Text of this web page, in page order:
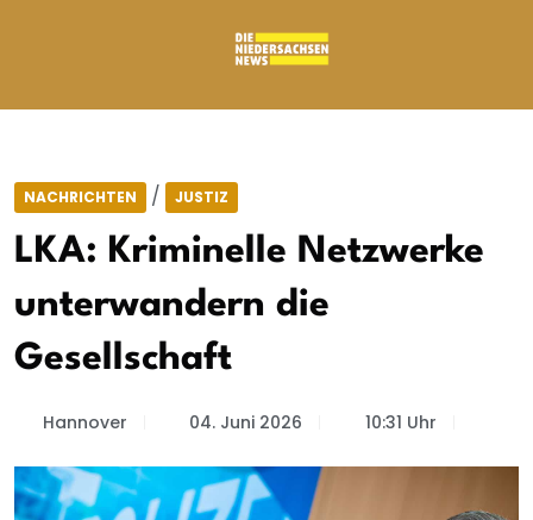
NACHRICHTEN / JUSTIZ
LKA: Kriminelle Netzwerke
unterwandern die
Gesellschaft
Hannover 04. Juni 2026 10:31 Uhr